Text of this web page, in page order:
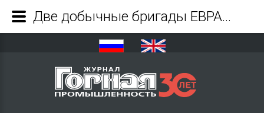
Две добычные бригады ЕВРАЗа выдали на-гора миллионные тонны угля c начала года - Журнал Горная промышленность